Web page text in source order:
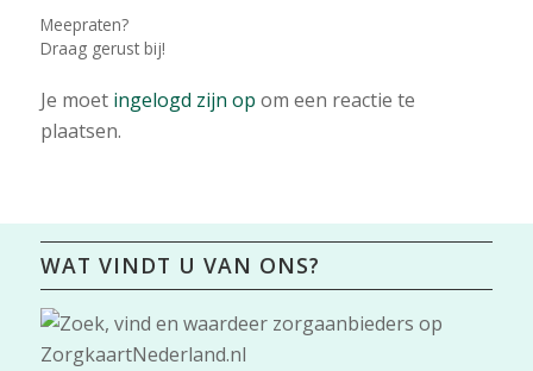
Meepraten?
Draag gerust bij!
Je moet ingelogd zijn op om een reactie te
plaatsen.
WAT VINDT U VAN ONS?